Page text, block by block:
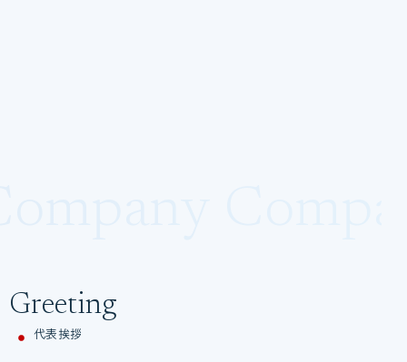
Greeting
代表挨拶